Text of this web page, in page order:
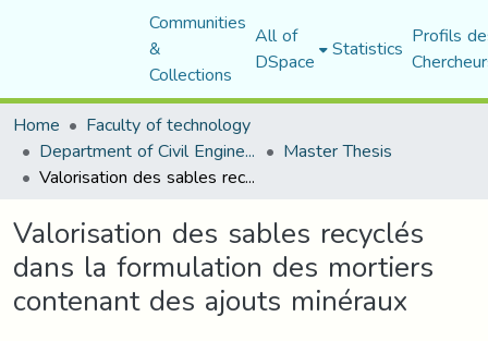
Communities
&
Collections
All of
DSpace Statistics Profils
Home
Faculty of technology
Department of Civil Engineering Master Thesis
Valorisation des sables recyclés dans la formulation des mortiers contenant des ajouts minéraux
Valorisation des sables recyclés
dans la formulation des mortiers
contenant des ajouts minéraux